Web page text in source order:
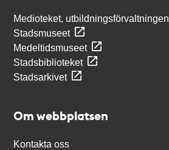
Medioteket, utbildningsförvaltningen
Stadsmuseet
Medeltidsmuseet
Stadsbiblioteket
Stadsarkivet
Om webbplatsen
Kontakta oss